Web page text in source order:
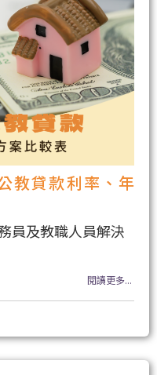
教貸款利率、年
員及教職人員解決
閱讀更多...